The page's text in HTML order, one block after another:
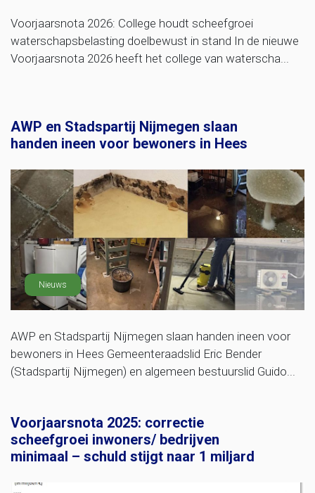
Voorjaarsnota 2026: College houdt scheefgroei
waterschapsbelasting doelbewust in stand In de nieuwe
Voorjaarsnota 2026 heeft het college van waterscha...
AWP en Stadspartij Nijmegen slaan
handen ineen voor bewoners in Hees
Nieuws
AWP en Stadspartij Nijmegen slaan handen ineen voor
bewoners in Hees Gemeenteraadslid Eric Bender
(Stadspartij Nijmegen) en algemeen bestuurslid Guido...
Voorjaarsnota 2025: correctie
scheefgroei inwoners/ bedrijven
minimaal – schuld stijgt naar 1 miljard